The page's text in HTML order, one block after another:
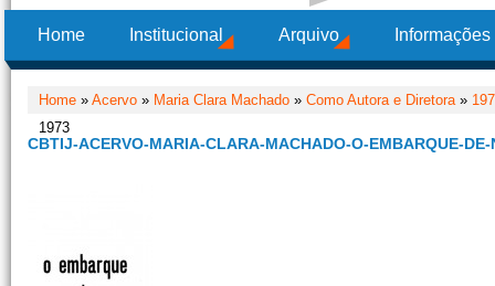
Home Institucional Arquivo
Home » Acervo » Maria Clara Machado » Como Autora e Diretora»
1973
CBTIJ-ACERVO-MARIA-CLARA-MACHADO-O-EMBARQUE-DE-